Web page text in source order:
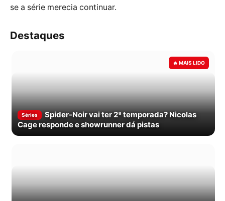
se a série merecia continuar.
Destaques
Séries
Spider-Noir vai ter 2ª temporada? Nicolas
Cage responde e showrunner dá pistas